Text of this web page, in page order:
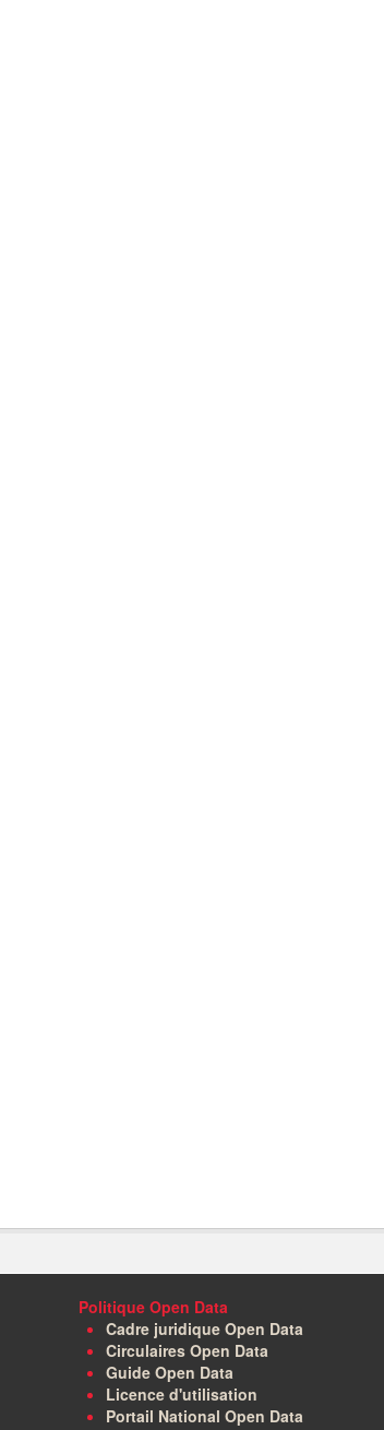
Politique Open Data
Cadre juridique Open Data
Circulaires Open Data
Guide Open Data
Licence d'utilisation
Portail National Open Data